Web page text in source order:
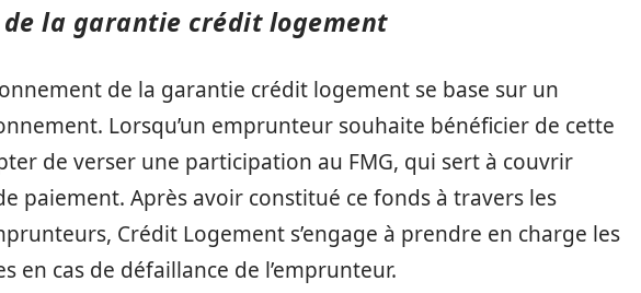
la garantie crédit logement
de la garantie crédit logement se base sur un
Lorsqu’un emprunteur souhaite bénéficier de cette
de verser une participation au FMG, qui sert à couvrir
paiement. Après avoir constitué ce fonds à travers les
Crédit Logement s’engage à prendre en charge les
en cas de défaillance de l’emprunteur.